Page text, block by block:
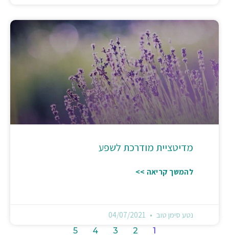
מדיטציית מודרכת לשפע
להמשך קריאה >>
נטע סימן טוב
1
2
3
4
5